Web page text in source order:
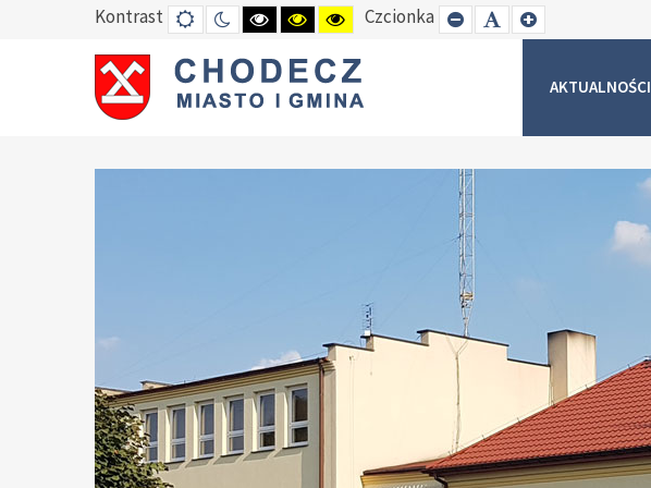
Kontrast DEFAULT
MODE
TRYB
NOCNY
HIGH
CONTRAST
BLACK
WHITE
MODE
HIGH
CONTRAST
BLACK
YELLOW
MODE
HIGH
CONTRAST
YELLOW
BLACK
MODE
Czcionka SET
SMALLER
SET
DEFAULT
SET
LARGER
AKTUALNOŚCI